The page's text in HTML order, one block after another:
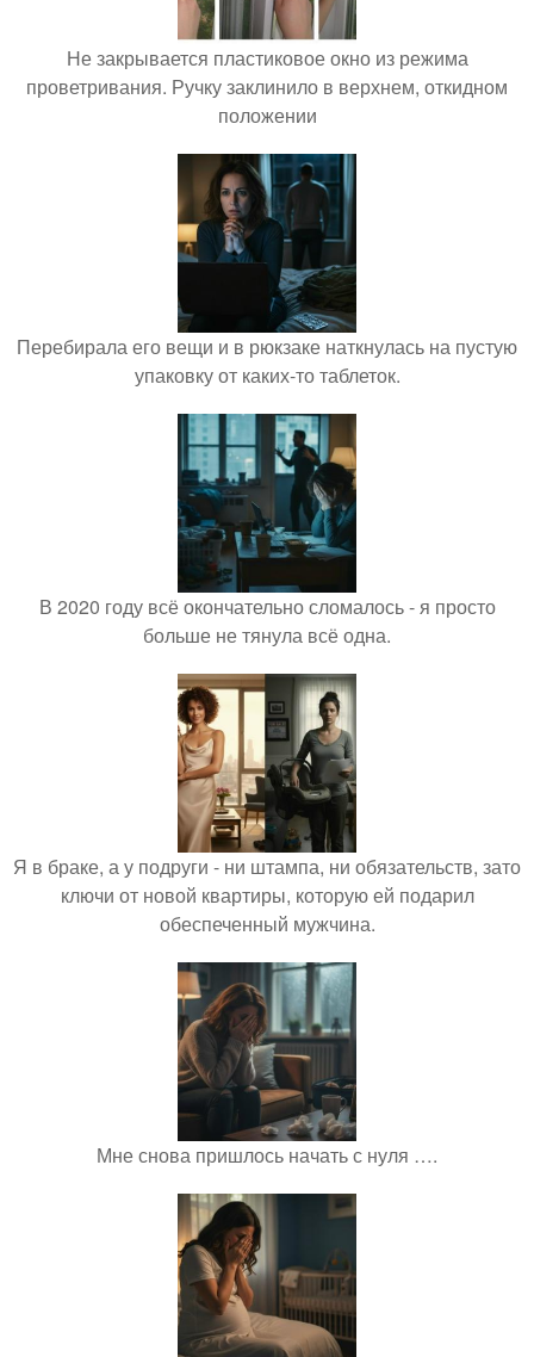
Не закрывается пластиковое окно из режима
проветривания. Ручку заклинило в верхнем, откидном
положении
Перебирала его вещи и в рюкзаке наткнулась на пустую
упаковку от каких-то таблеток.
В 2020 году всё окончательно сломалось - я просто
больше не тянула всё одна.
Я в браке, а у подруги - ни штампа, ни обязательств, зато
ключи от новой квартиры, которую ей подарил
обеспеченный мужчина.
Мне снова пришлось начать с нуля ….